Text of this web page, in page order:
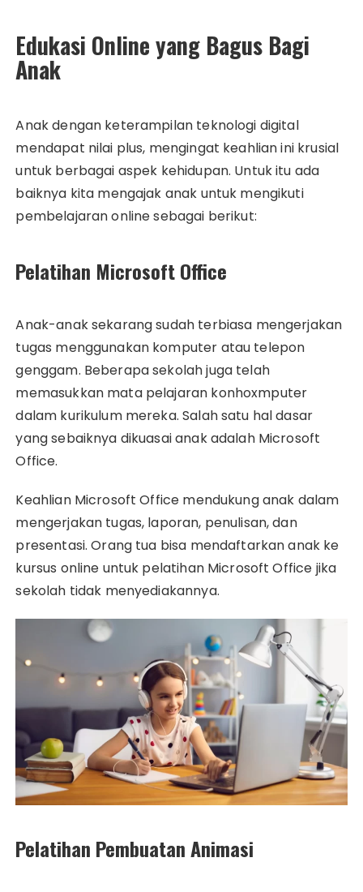
Edukasi Online yang Bagus Bagi
Anak
Anak dengan keterampilan teknologi digital
mendapat nilai plus, mengingat keahlian ini krusial
untuk berbagai aspek kehidupan. Untuk itu ada
baiknya kita mengajak anak untuk mengikuti
pembelajaran online sebagai berikut:
Pelatihan Microsoft Office
Anak-anak sekarang sudah terbiasa mengerjakan
tugas menggunakan komputer atau telepon
genggam. Beberapa sekolah juga telah
memasukkan mata pelajaran konhoxmputer
dalam kurikulum mereka. Salah satu hal dasar
yang sebaiknya dikuasai anak adalah Microsoft
Office.
Keahlian Microsoft Office mendukung anak dalam
mengerjakan tugas, laporan, penulisan, dan
presentasi. Orang tua bisa mendaftarkan anak ke
kursus online untuk pelatihan Microsoft Office jika
sekolah tidak menyediakannya.
Pelatihan Pembuatan Animasi